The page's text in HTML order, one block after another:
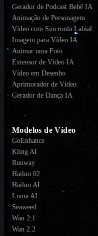
Gerador de Podcast Bebê IA
Animação de Personagem
Vídeo com Sincronia Labial
Imagem para Vídeo IA
Animar uma Foto
Extensor de Vídeo IA
Vídeo em Desenho
Aprimorador de Vídeo
Gerador de Dança IA
Modelos de Vídeo
GoEnhance
Kling AI
Runway
Hailuo 02
Hailuo AI
Luma AI
Seaweed
Wan 2.1
Wan 2.2